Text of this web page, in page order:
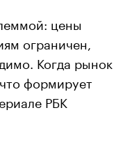
цены
ограничен,
Когда рынок
формирует
РБК